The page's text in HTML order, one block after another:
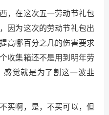
，在这次五一劳动节礼包
因为这次的劳动节礼包出
高哪百分之几的伤害要求
收集箱还不是用到明年劳
觉就是为了割这一波韭
买啊，是，不买可以，但